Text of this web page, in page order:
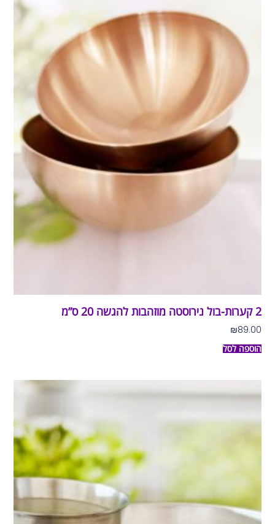
2 קערות-בול נירוסטה מוזהבות להגשה 20 ס”מ
₪89.00
הוספה לסל